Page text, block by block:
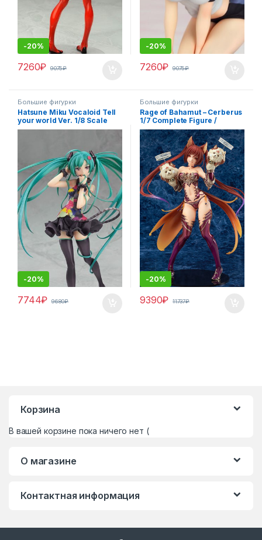
-20%
7260₽ 9075₽
-20%
7260₽ 9075₽
Большие фигурки
Hatsune Miku Vocaloid Tell
your world Ver. 1/8 Scale
PVC Figure / Вокалоид
-20%
7744₽ 9680₽
Большие фигурки
Rage of Bahamut – Cerberus
1/7 Complete Figure /
Ярость Бахамута фигурка
Cerberus
-20%
9390₽ 11737₽
Корзина
В вашей корзине пока ничего нет (
О магазине
Контактная информация